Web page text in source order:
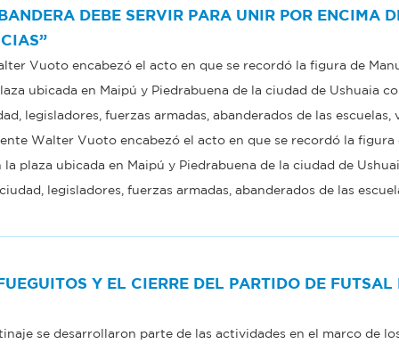
DEBE SERVIR PARA UNIR POR ENCIMA
Vuoto encabezó el acto en que se recordó la figura de
ubicada en Maipú y Piedrabuena de la ciudad de Ushuaia
legisladores, fuerzas armadas, abanderados de las escuelas,
Walter Vuoto encabezó el acto en que se recordó la figura
plaza ubicada en Maipú y Piedrabuena de la ciudad de
legisladores, fuerzas armadas, abanderados de las
Y EL CIERRE DEL PARTIDO DE FUTSAL
se desarrollaron parte de las actividades en el marco de